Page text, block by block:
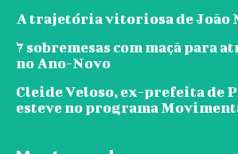
A trajetória vitoriosa de João
7 sobremesas com maçã para
no Ano-Novo
Cleide Veloso, ex-prefeita de
esteve no programa